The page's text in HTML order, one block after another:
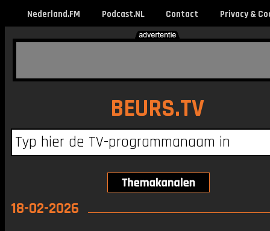
Nederland.FM Podcast.NL Contact Privacy &
BEURS.TV
18-02-2026